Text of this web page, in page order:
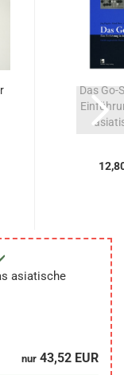
Das Go-
asiatische
nur 43,52 EUR